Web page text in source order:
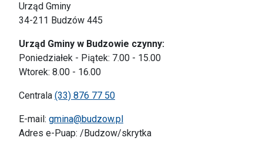
Urząd Gminy
34-211 Budzów 445
Urząd Gminy w Budzowie czynny:
Poniedziałek - Piątek: 7.00 - 15.00
Wtorek: 8.00 - 16.00
Centrala (33) 876 77 50
E-mail: gmina@budzow.pl
Adres e-Puap: /Budzow/skrytka